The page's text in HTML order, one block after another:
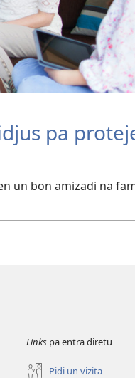
pa
un bon amizadi na
Links pa entra diretu
Pidi un vizita